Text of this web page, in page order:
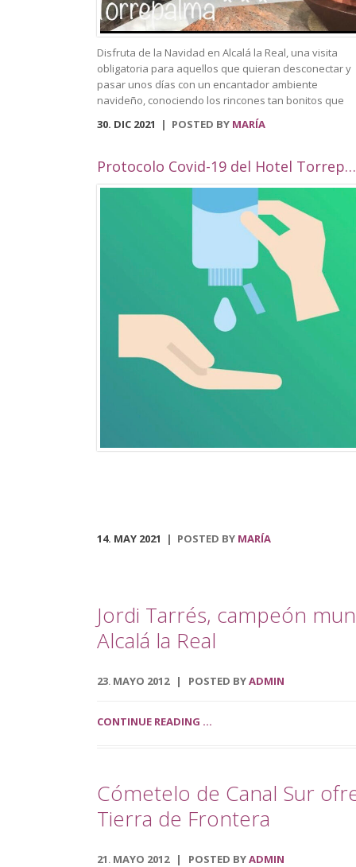
Disfruta de la Navidad en Alcalá la Real, una visita
obligatoria para aquellos que quieran desconectar y
pasar unos días con un encantador ambiente
navideño, conociendo los rincones tan bonitos que
ofrece nuestra localidad. Este año, Alcalá la Real
oferta todo tipo de actividades para todos los públicos
los Álamos y la Plaza del Ayuntamiento pasarán ser un
hielo artificial y un tiovivo, acompañados de un
alumbrado navideño digno de la hermosura de
nuestra localidad junto a puestos de castañas,
buñuelos y algodón dulce. Además, en el Compás de
Consolación albergará un elemento gigante en 3D que
reforzará la bonita iluminación ya mencionada. Podrás
perderte por nuestras calles decoradas, que contarán
con numerosas fachadas con ambientación navideña,
por la celebración de un concurso de fachadas y
escaparates. Volverá el Rey Virtual, del 26 de
diciembre al 4 de enero, y el encantador belén
municipal, que podrá ser visitado en el centro social
polivalente La Tejuela. Regresa también el Tren de
30. DIC 2021 POSTED BY MARÍA
Protocolo Covid-19 del Hotel Torrepalma***
14. MAY 2021 POSTED BY MARÍA
Jordi Tarrés, campeón
Alcalá la Real
23. MAYO 2012 POSTED BYADMIN
CONTINUE READING ...
Cómetelo de Canal Sur
Tierra de Frontera
21 . MAYO 2012 POSTED BYADMIN